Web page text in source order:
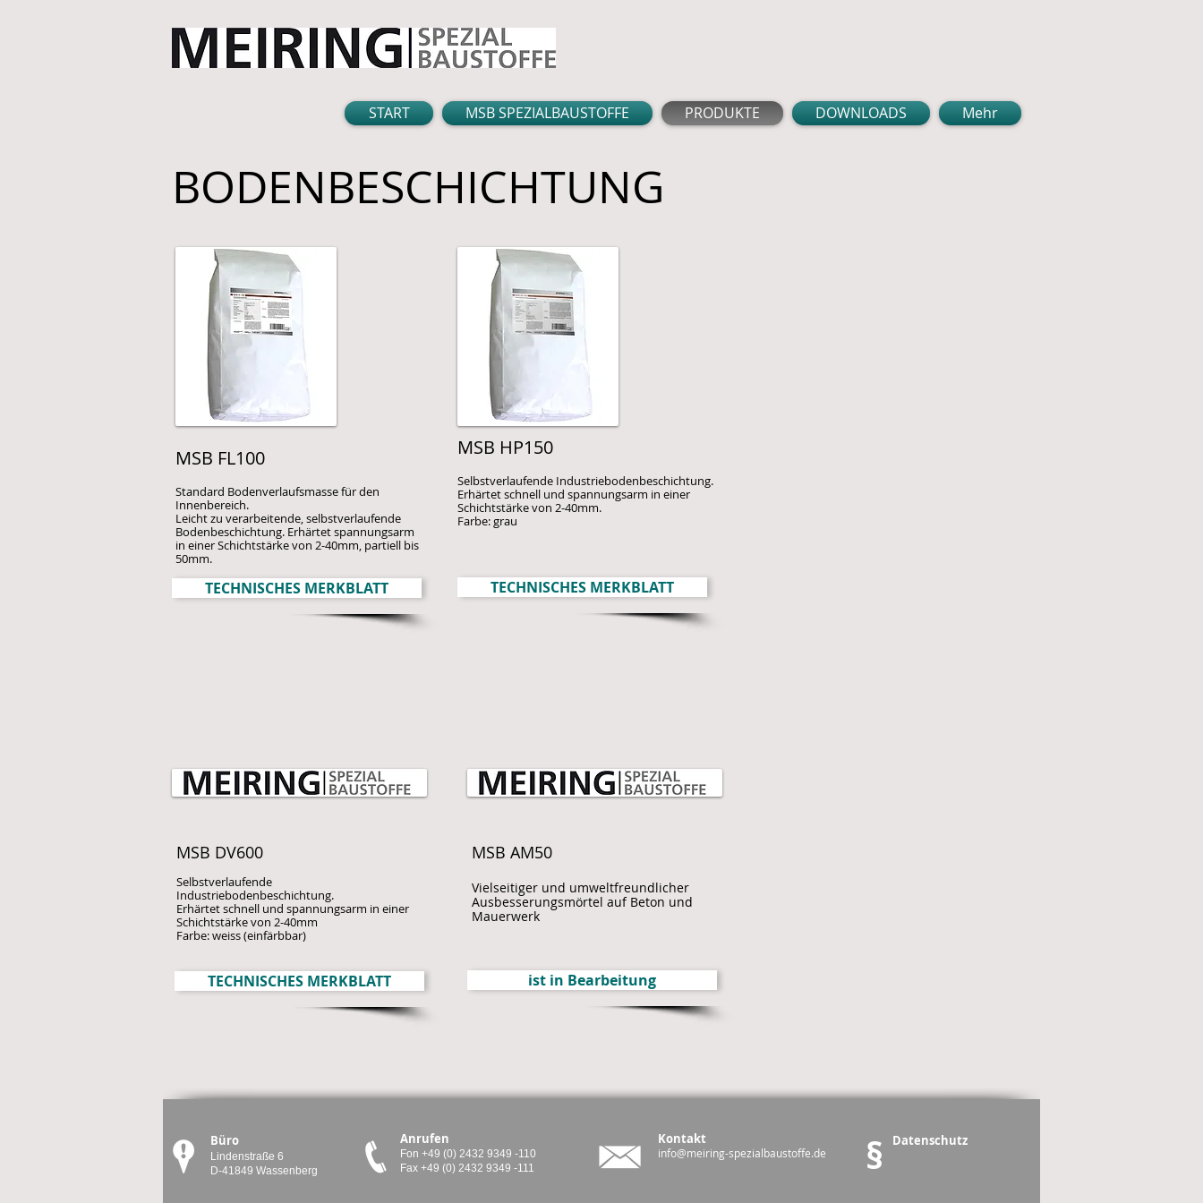
START MSB SPEZIALBAUSTOFFE PRODUKTE DOWNLOADS Mehr
BODENBESCHICHTUNG
MSB FL100
Standard Bodenverlaufsmasse für den
Innenbereich.
Leicht zu verarbeitende, selbstverlaufende
Bodenbeschichtung. Erhärtet spannungsarm
in einer Schichtstärke von 2-40mm, partiell bis
50mm.
TECHNISCHES MERKBLATT
MSB HP150
Selbstverlaufende Industriebodenbeschichtung.
Erhärtet schnell und spannungsarm in einer
Schichtstärke von 2-40mm.
Farbe: grau
TECHNISCHES MERKBLATT
MSB DV600
Selbstverlaufende
Industriebodenbeschichtung.
Erhärtet schnell und spannungsarm in einer
Schichtstärke von 2-40mm
Farbe: weiss (einfärbbar)
MSB AM50
Vielseitiger und umweltfreundlicher
Ausbesserungsmörtel auf Beton und
Mauerwerk
TECHNISCHES MERKBLATT ist in Bearbeitung
Büro
Lindenstraße 6
D-41849 Wassenberg
Anrufen
Fon +49 (0) 2432 9349 -110
Fax +49 (0) 2432 9349 -111
Kontakt
info@meiring-spezialbaustoffe.de § Datenschutz